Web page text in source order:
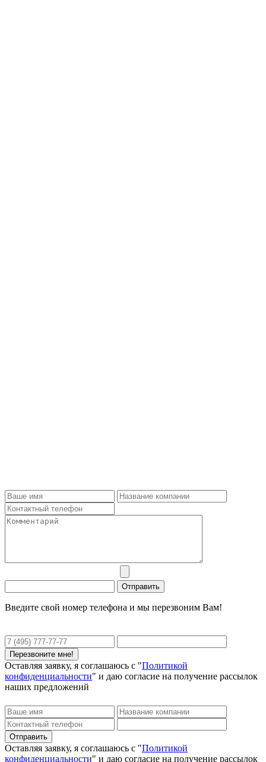
Введите свой номер телефона и мы перезвоним Вам!
Оставляя заявку, я соглашаюсь с "Политикой
конфиденциальности" и даю согласие на получение рассылок
наших предложений
Оставляя заявку, я соглашаюсь с "Политикой
конфиденциальности" и даю согласие на получение рассылок